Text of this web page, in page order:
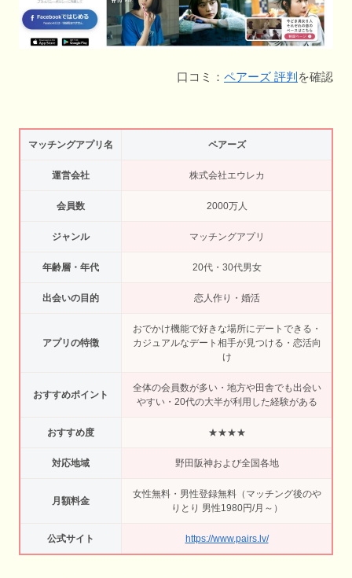
口コミ： ペアーズ 評判 を確認
マッチングアプリ名 ペアーズ
運営会社 株式会社エウレカ
会員数 2000万人
ジャンル マッチングアプリ
年齢層・年代 20代・30代男女
出会いの目的 恋人作り・婚活
アプリの特徴
おでかけ機能で好きな場所にデートできる・
カジュアルなデート相手が見つける・恋活向
け
おすすめポイント
全体の会員数が多い・地方や田舎でも出会い
やすい・20代の大半が利用した経験がある
おすすめ度 ★★★★
対応地域 野田阪神および全国各地
月額料金
女性無料・男性登録無料（マッチング後のや
りとり 男性1980円/月～）
公式サイト https://www.pairs.lv/